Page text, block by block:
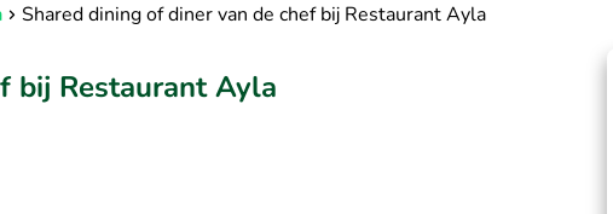
Shared dining of diner van de chef bij Restaurant Ayla
bij Restaurant Ayla